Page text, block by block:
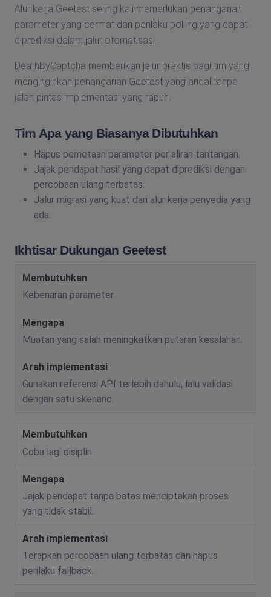
Alur kerja Geetest sering kali memerlukan penanganan
parameter yang cermat dan perilaku polling yang dapat
diprediksi dalam jalur otomatisasi.
DeathByCaptcha memberikan jalur praktis bagi tim yang
menginginkan penanganan Geetest yang andal tanpa
jalan pintas implementasi yang rapuh.
Tim Apa yang Biasanya Dibutuhkan
Hapus pemetaan parameter per aliran tantangan.
Jajak pendapat hasil yang dapat diprediksi dengan
percobaan ulang terbatas.
Jalur migrasi yang kuat dari alur kerja penyedia yang
ada.
Ikhtisar Dukungan Geetest
Kebenaran parameter
Muatan yang salah meningkatkan putaran kesalahan.
Gunakan referensi API terlebih dahulu, lalu validasi
dengan satu skenario.
Coba lagi disiplin
Jajak pendapat tanpa batas menciptakan proses
yang tidak stabil.
Terapkan percobaan ulang terbatas dan hapus
perilaku fallback.